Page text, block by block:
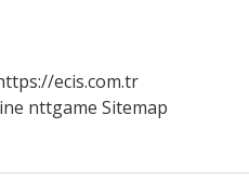
ecis.com.tr
nttgame Sitemap